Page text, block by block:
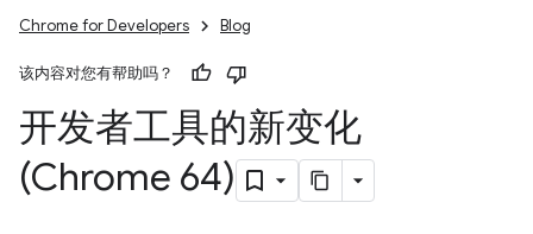
Chrome for Developers Blog
该内容对您有帮助吗？
开发者工具的新变化
(Chrome 64)